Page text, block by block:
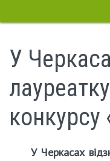
У
конкурсу
У Черкасах